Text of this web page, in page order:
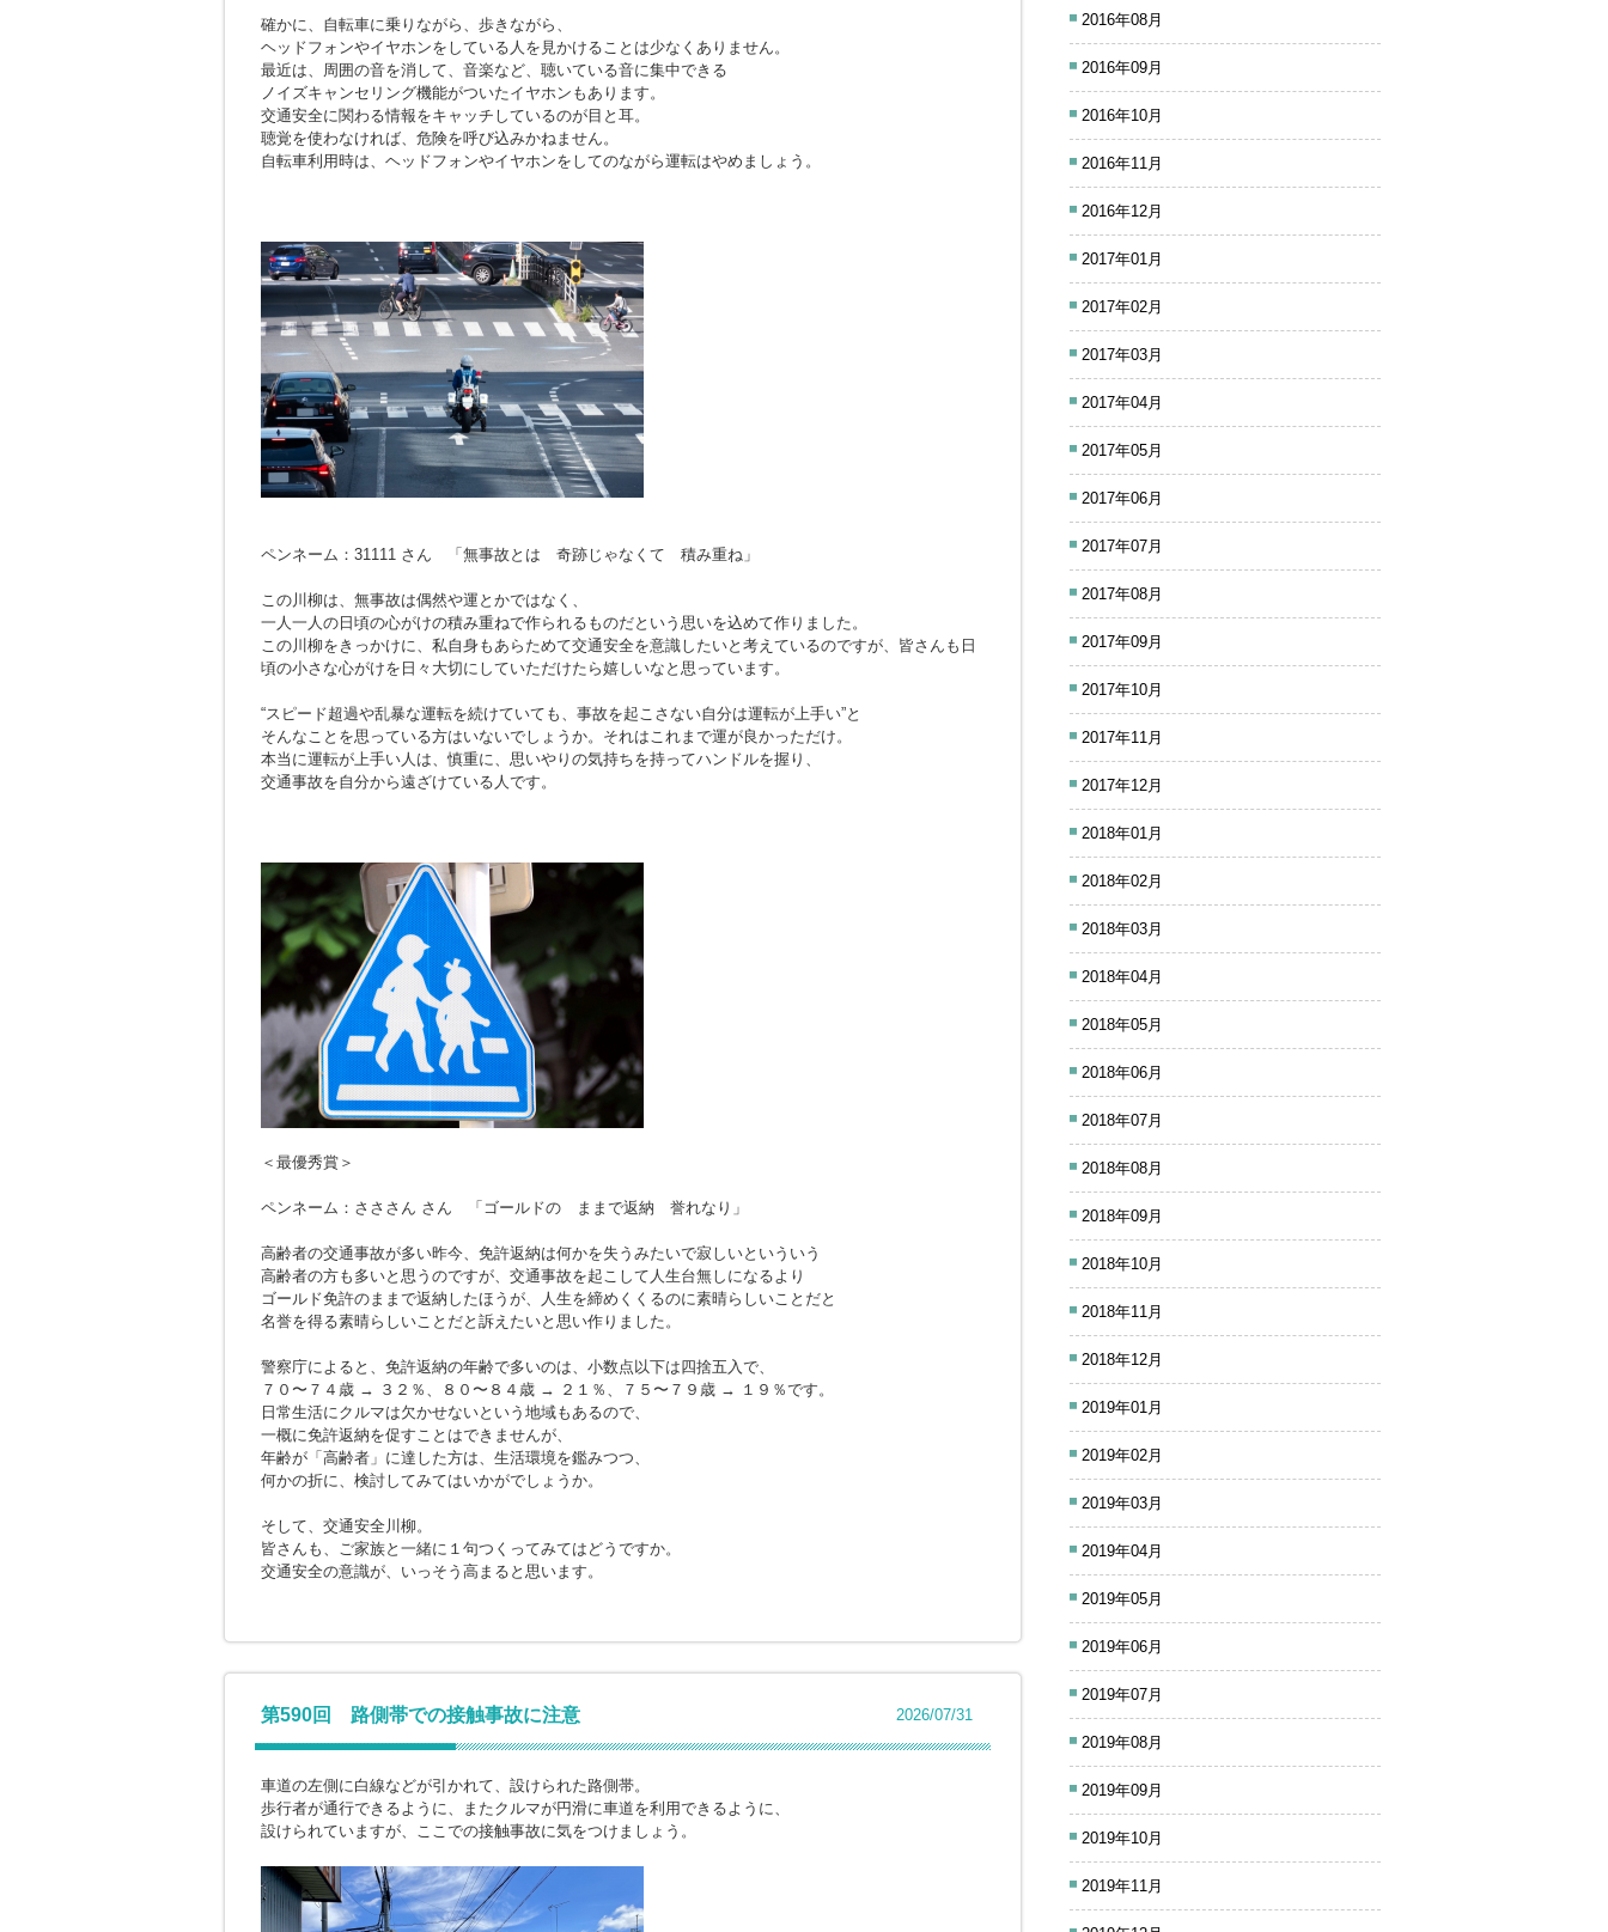
確かに、自転車に乗りながら、歩きながら、
ヘッドフォンやイヤホンをしている人を見かけることは少なくありません。
最近は、周囲の音を消して、音楽など、聴いている音に集中できる
ノイズキャンセリング機能がついたイヤホンもあります。
交通安全に関わる情報をキャッチしているのが目と耳。
聴覚を使わなければ、危険を呼び込みかねません。
自転車利用時は、ヘッドフォンやイヤホンをしてのながら運転はやめましょう。
ペンネーム：31111 さん 「無事故とは 奇跡じゃなくて 積み重ね」
この川柳は、無事故は偶然や運とかではなく、
一人一人の日頃の心がけの積み重ねで作られるものだという思いを込めて作りました。
この川柳をきっかけに、私自身もあらためて交通安全を意識したいと考えているのですが、皆さんも日
頃の小さな心がけを日々大切にしていただけたら嬉しいなと思っています。
“スピード超過や乱暴な運転を続けていても、事故を起こさない自分は運転が上手い”と
そんなことを思っている方はいないでしょうか。それはこれまで運が良かっただけ。
本当に運転が上手い人は、慎重に、思いやりの気持ちを持ってハンドルを握り、
交通事故を自分から遠ざけている人です。
＜最優秀賞＞
ペンネーム：さささん さん 「ゴールドの ままで返納 誉れなり」
高齢者の交通事故が多い昨今、免許返納は何かを失うみたいで寂しいといういう
高齢者の方も多いと思うのですが、交通事故を起こして人生台無しになるより
ゴールド免許のままで返納したほうが、人生を締めくくるのに素晴らしいことだと
名誉を得る素晴らしいことだと訴えたいと思い作りました。
警察庁によると、免許返納の年齢で多いのは、小数点以下は四捨五入で、
７０〜７４歳 → ３２％、８０〜８４歳 → ２１％、７５〜７９歳 → １９％です。
日常生活にクルマは欠かせないという地域もあるので、
一概に免許返納を促すことはできませんが、
年齢が「高齢者」に達した方は、生活環境を鑑みつつ、
何かの折に、検討してみてはいかがでしょうか。
そして、交通安全川柳。
皆さんも、ご家族と一緒に１句つくってみてはどうですか。
交通安全の意識が、いっそう高まると思います。
第590回 路側帯での接触事故に注意 2026/07/31
車道の左側に白線などが引かれて、設けられた路側帯。
歩行者が通行できるように、またクルマが円滑に車道を利用できるように、
設けられていますが、ここでの接触事故に気をつけましょう。
2016年08月
2016年09月
2016年10月
2016年11月
2016年12月
2017年01月
2017年02月
2017年03月
2017年04月
2017年05月
2017年06月
2017年07月
2017年08月
2017年09月
2017年10月
2017年11月
2017年12月
2018年01月
2018年02月
2018年03月
2018年04月
2018年05月
2018年06月
2018年07月
2018年08月
2018年09月
2018年10月
2018年11月
2018年12月
2019年01月
2019年02月
2019年03月
2019年04月
2019年05月
2019年06月
2019年07月
2019年08月
2019年09月
2019年10月
2019年11月